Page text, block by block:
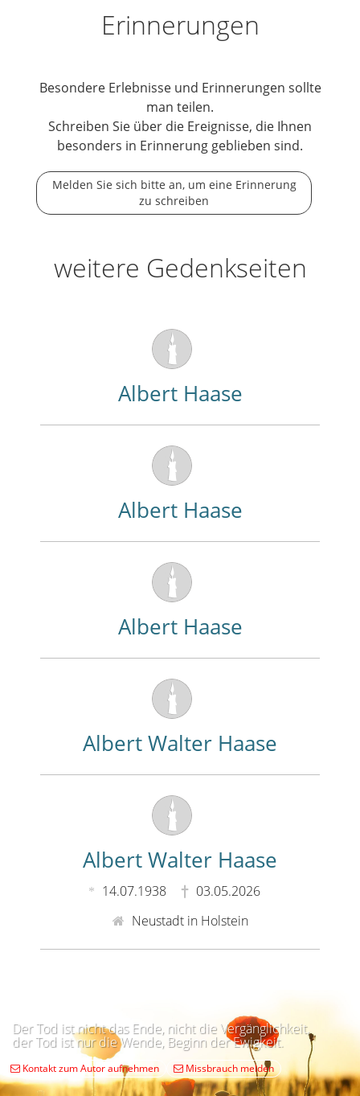
Erinnerungen
Besondere Erlebnisse und Erinnerungen sollte
man teilen.
Schreiben Sie über die Ereignisse, die Ihnen
besonders in Erinnerung geblieben sind.
Melden Sie sich bitte an, um eine Erinnerung
zu schreiben
weitere Gedenkseiten
Albert Haase
Albert Haase
Albert Haase
Albert Walter Haase
Albert Walter Haase
14.07.1938
03.05.2026
Neustadt in Holstein
Der Tod ist nicht das Ende, nicht die Vergänglichkeit,
der Tod ist nur die Wende, Beginn der Ewigkeit.
Kontakt zum Autor aufnehmen Missbrauch melden